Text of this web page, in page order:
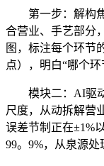
第一步：解构焦
合营业、手艺部分
图，标注每个环节
点），明白“哪个环
模块二：AI驱动
尺度，从动拆解营
误差节制正在±1%
99。9%，从泉源处